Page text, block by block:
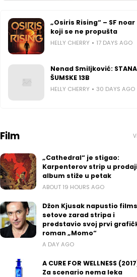
„Osiris Rising“ – SF noar
koji se ne propušta
HELLY CHERRY 17 DAYS AGO
Nenad Smiljković:
ŠUMSKE 13B
HELLY CHERRY 30 DAYS AGO
Film
„Cathedral“ je stigao:
Karpenterov strip u
album stiže u petak
ABOUT 19 HOURS AGO
Džon Kjusak napustio
setove zarad stripa i
predstavio svoj prvi
roman „Momo“
A DAY AGO
A CURE FOR WELLNESS
Za scenario nema leka